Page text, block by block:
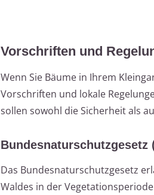
Vorschriften und
Wenn Sie Bäume in Ihrem
Vorschriften und lokale
sollen sowohl die Sicherheit als
Bundesnaturschutzgesetz
Das Bundesnaturschutzgesetz
Waldes in der